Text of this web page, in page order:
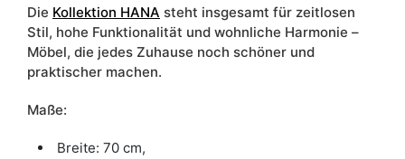
Die Kollektion HANA steht insgesamt für zeitlosen
Stil, hohe Funktionalität und wohnliche Harmonie –
Möbel, die jedes Zuhause noch schöner und
praktischer machen.
Maße:
Breite: 70 cm,